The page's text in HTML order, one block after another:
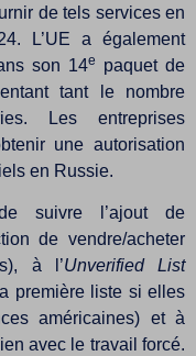
de tels services en
L’UE a également
son 14e
paquet de
tant le nombre
Les entreprises
une autorisation
en Russie.
suivre l’ajout de
de vendre/acheter
à l’Unverified List
première liste si elles
américaines) et à
avec le travail forcé.